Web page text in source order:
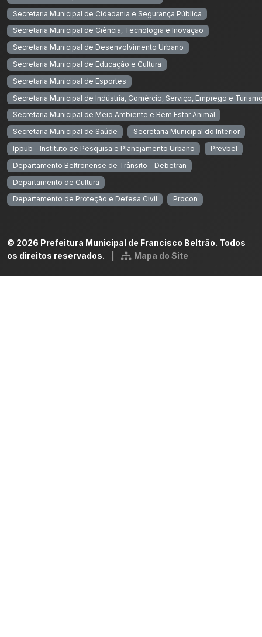
Secretaria Municipal de Cidadania e Segurança Pública
Secretaria Municipal de Ciência, Tecnologia e Inovação
Secretaria Municipal de Desenvolvimento Urbano
Secretaria Municipal de Educação e Cultura
Secretaria Municipal de Esportes
Secretaria Municipal de Indústria, Comércio, Serviço, Emprego e
Secretaria Municipal de Meio Ambiente e Bem Estar Animal
Secretaria Municipal de Saúde
Secretaria Municipal do Interior
Ippub - Instituto de Pesquisa e Planejamento Urbano
Prevbel
Departamento Beltronense de Trânsito - Debetran
Departamento de Cultura
Departamento de Proteção e Defesa Civil
Procon
© 2026 Prefeitura Municipal de Francisco Beltrão. Todos
os direitos reservados.
Mapa do Site